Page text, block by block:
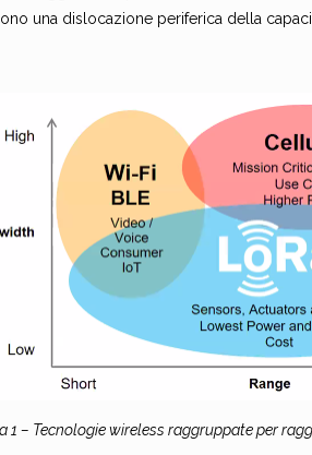
una dislocazione periferica della
1 – Tecnologie wireless raggruppate per